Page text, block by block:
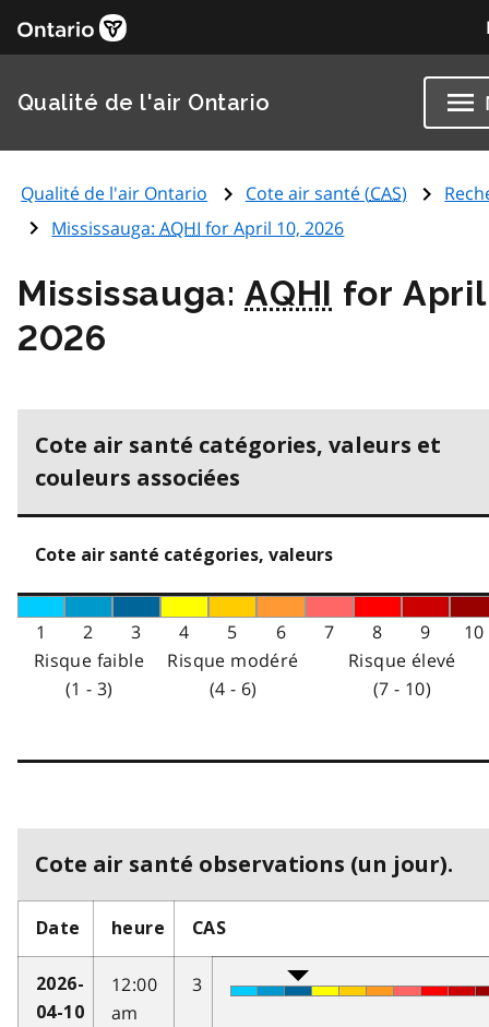
Qualité de l'air Ontario
Qualité de l'air Ontario Cote air santé (CAS)
Mississauga:AQHI for April 10, 2026
Mississauga:AQHI for
2026
Cote air santé catégories, valeurs et
couleurs associées
Cote air santé catégories, valeurs
1 2 3 4 5 6 7 8 9
10
Risque faible
(1 - 3)
Risque modéré
(4 - 6)
Risque élevé
(7 - 10)
Cote air santé observations (un jour).
Date heure CAS
2026-
04-10
12:00
am
3